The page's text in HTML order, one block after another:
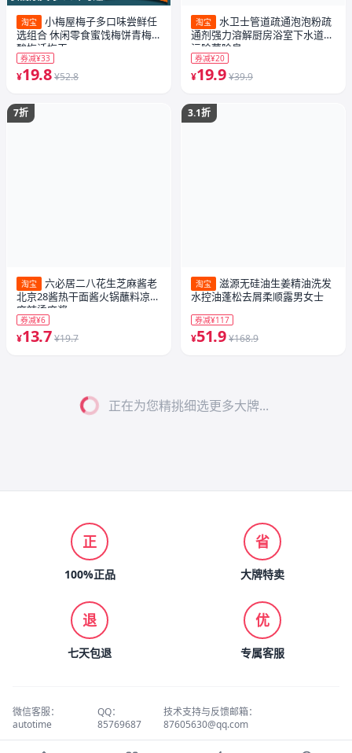
淘宝
小梅屋梅子多口味尝鲜任
选组合 休闲零食蜜饯梅饼青梅
酸梅话梅干
券减¥33
¥19.8 ¥52.8
7折
淘宝
六必居二八花生芝麻酱老
北京28酱热干面酱火锅蘸料凉皮
麻辣烫麻酱
券减¥6
¥13.7 ¥19.7
淘宝
水卫士管道疏通泡泡粉疏
通剂强力溶解厨房浴室下水道油
污除菌除臭
券减¥20
¥19.9 ¥39.9
3.1折
淘宝
滋源无硅油生姜精油洗发
水控油蓬松去屑柔顺露男女士
券减¥117
¥51.9 ¥168.9
正在为您精挑细选更多大牌...
正
100%正品
省
大牌特卖
退
七天包退
优
专属客服
微信客服：
autotime
QQ：
85769687
技术支持与反馈邮箱：
87605630@qq.com
© 2026 名品折扣 版权所有.